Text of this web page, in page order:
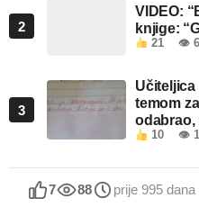
2
VIDEO:
knjige:
21 👁
3
temom
odabrao,
10 👁
7 88 prije 995 dana